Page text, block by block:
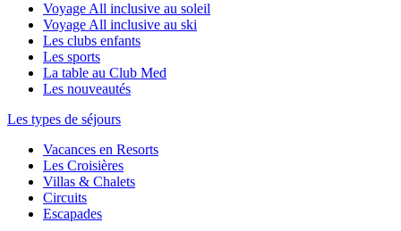
Voyage All inclusive au soleil
Voyage All inclusive au ski
Les clubs enfants
Les sports
La table au Club Med
Les nouveautés
Les types de séjours
Vacances en Resorts
Les Croisières
Villas & Chalets
Circuits
Escapades